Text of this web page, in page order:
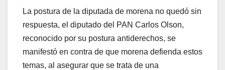
La postura de la diputada de morena no quedó sin
respuesta, el diputado del PAN Carlos Olson,
reconocido por su postura antiderechos, se
manifestó en contra de que morena defienda estos
temas, al asegurar que se trata de una